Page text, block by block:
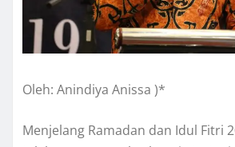
Oleh: Anindiya Anissa )*
Menjelang Ramadan dan Idul Fitri